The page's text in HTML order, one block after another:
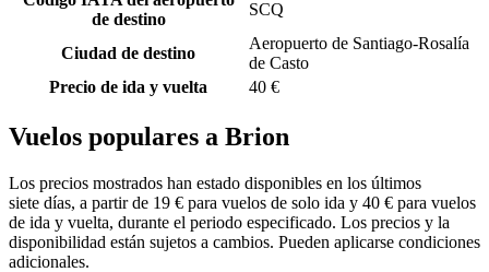
de destino
SCQ
Ciudad de destino
Aeropuerto de Santiago-Rosalía
de Casto
Precio de ida y vuelta
40 €
Vuelos populares a Brion
Los precios mostrados han estado disponibles en los últimos
siete días, a partir de 19 € para vuelos de solo ida y 40 € para vuelos
de ida y vuelta, durante el periodo especificado. Los precios y la
disponibilidad están sujetos a cambios. Pueden aplicarse condiciones
adicionales.